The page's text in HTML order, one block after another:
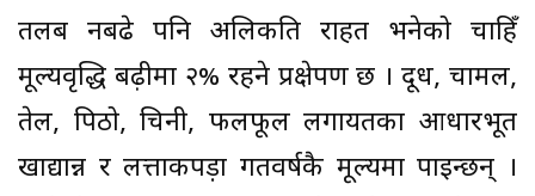
तलब नबढे पनि अलिकति राहत भनेको चाहिँ
मूल्यवृद्धि बढ़ीमा २% रहने प्रक्षेपण छ । दूध, चामल,
तेल, पिठो, चिनी, फलफूल लगायतका आधारभूत
खाद्यान्न र लत्ताकपड़ा गतवर्षकै मूल्यमा पाइन्छन् ।